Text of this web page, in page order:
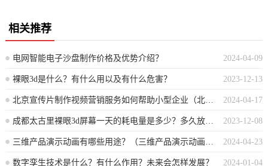
相关推荐
2024-04-09
电网智能电子沙盘制作价格及优势介绍？
2023-12-13
裸眼3d是什么？有什么用以及有什么危害？
2024-04-17
北京宣传片制作视频营销服务如何帮助小型企业（北京视频营销服务助力小微企业发展）
2023-12-08
成都太古里裸眼3d屏幕一天的耗电量是多少？多久放一次
2024-04-23
三维产品演示动画有哪些用途？（三维产品演示动画的多元应用场景）
2024-01-04
数字孪生技术是什么？有什么作用？未来会怎样发展？